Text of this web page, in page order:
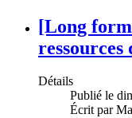
[Long
ressources
Détails
Publié le
Écrit par